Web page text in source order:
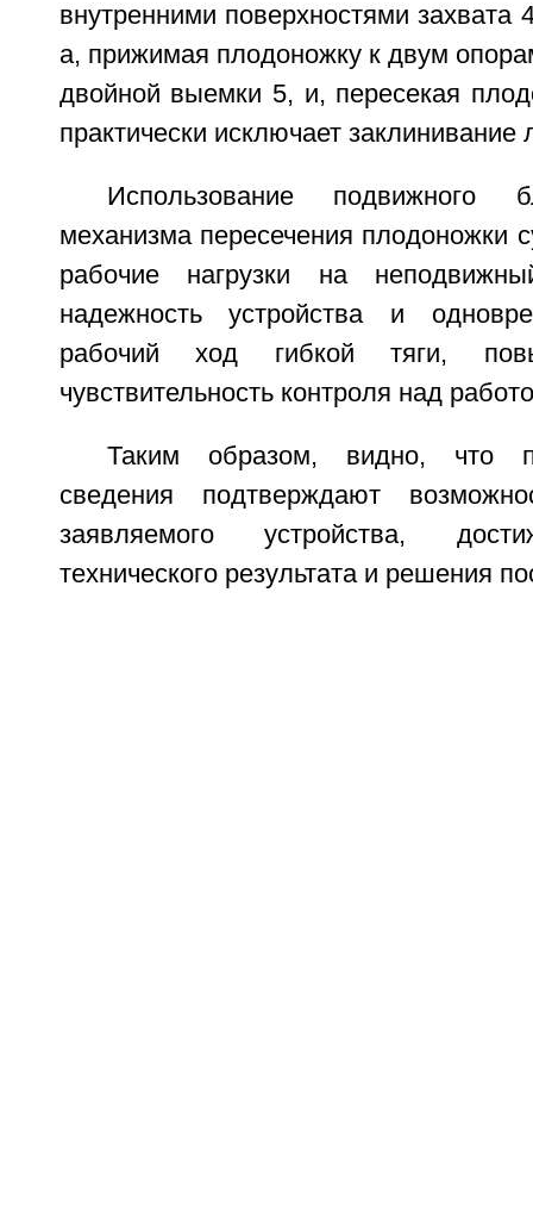
внутренними поверхностями захвата
а, прижимая плодоножку к двум
двойной выемки 5, и, пересекая
практически исключает заклинивание
Использование
механизма пересечения плодоножки
рабочие нагрузки на
надежность устройства и
рабочий ход гибкой тяги,
чувствительность контроля над
Таким образом, видно, что
сведения подтверждают
заявляемого устройства,
технического результата и решения